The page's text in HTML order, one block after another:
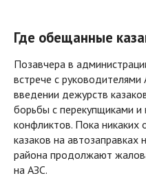
Где обещанные
Позавчера в
встрече с руководителями
введении дежурств
борьбы с перекупщиками
конфликтов. Пока никаких
казаков на
района продолжают
на АЗС.